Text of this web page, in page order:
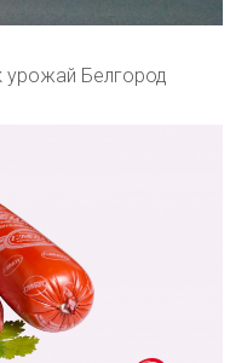
урожай Белгород